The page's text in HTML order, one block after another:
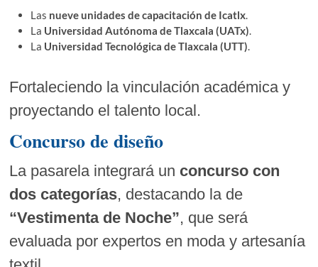
Las nueve unidades de capacitación de Icatlx.
La Universidad Autónoma de Tlaxcala (UATx).
La Universidad Tecnológica de Tlaxcala (UTT).
Fortaleciendo la vinculación académica y
proyectando el talento local.
Concurso de diseño
La pasarela integrará un concurso con
dos categorías, destacando la de
“Vestimenta de Noche”, que será
evaluada por expertos en moda y artesanía